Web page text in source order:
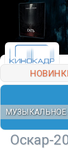
МУЗЫКАЛЬНОЕ
Оскар-